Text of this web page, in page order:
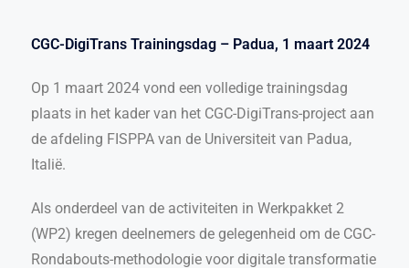
CGC-DigiTrans Trainingsdag – Padua, 1 maart 2024
Op 1 maart 2024 vond een volledige trainingsdag
plaats in het kader van het CGC-DigiTrans-project aan
de afdeling FISPPA van de Universiteit van Padua,
Italië.
Als onderdeel van de activiteiten in Werkpakket 2
(WP2) kregen deelnemers de gelegenheid om de CGC-
Rondabouts-methodologie voor digitale transformatie